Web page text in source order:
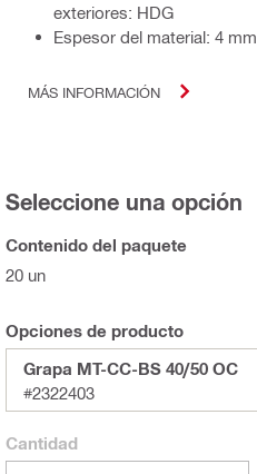
exteriores: HDG
Espesor del material: 4 mm
MÁS INFORMACIÓN
Seleccione una opción
Contenido del paquete
20 un
Opciones de producto
Grapa MT-CC-BS 40/50 OC
#2322403
Cantidad